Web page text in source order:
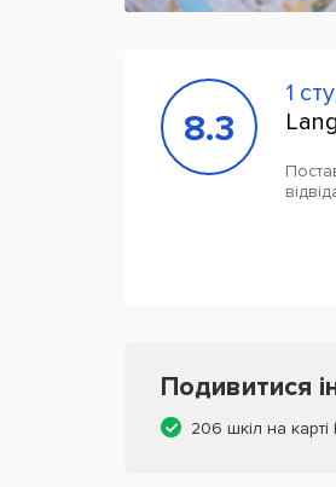
8.3
1
Подивитися
206 шкіл на карті